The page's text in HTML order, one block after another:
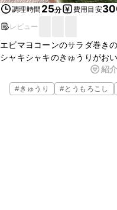
調理時間 25分 費用目安
レビュー
エビマヨコーンのサラダ巻き
シャキシャキのきゅうりがお
なので、とっても簡単ですよ
ジしてみてくださいね。
紹
#きゅうり #とうもろこし